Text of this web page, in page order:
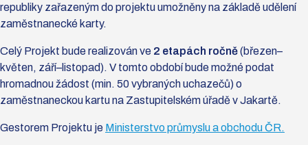
republiky zařazeným do projektu umožněny na základě udělení
zaměstnanecké karty.
Celý Projekt bude realizován ve 2 etapách ročně(březen–
květen, září–listopad). V tomto období bude možné podat
hromadnou žádost (min. 50 vybraných uchazečů) o
zaměstnaneckou kartu na Zastupitelském úřadě v Jakartě.
Gestorem Projektu je Ministerstvo průmyslu a obchodu ČR.